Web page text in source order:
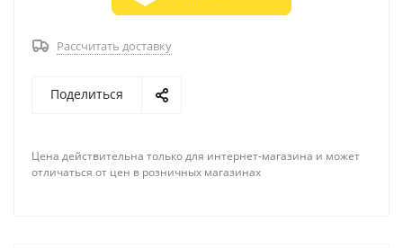
Рассчитать доставку
Поделиться
Цена действительна только для интернет-магазина и может
отличаться от цен в розничных магазинах